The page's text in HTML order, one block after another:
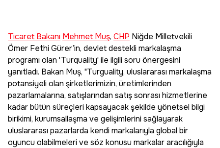
Ticaret Bakanı Mehmet Muş, CHP Niğde Milletvekili
Ömer Fethi Gürer’in, devlet destekli markalaşma
programı olan 'Turquality' ile ilgili soru önergesini
yanıtladı. Bakan Muş, "Turguality, uluslararası markalaşma
potansiyeli olan şirketlerimizin, üretimlerinden
pazarlamalarına, satışlarından satış sonrası hizmetlerine
kadar bütün süreçleri kapsayacak şekilde yönetsel bilgi
birikimi, kurumsallaşma ve gelişimlerini sağlayarak
uluslararası pazarlarda kendi markalarıyla global bir
oyuncu olabilmeleri ve söz konusu markalar aracılığıyla